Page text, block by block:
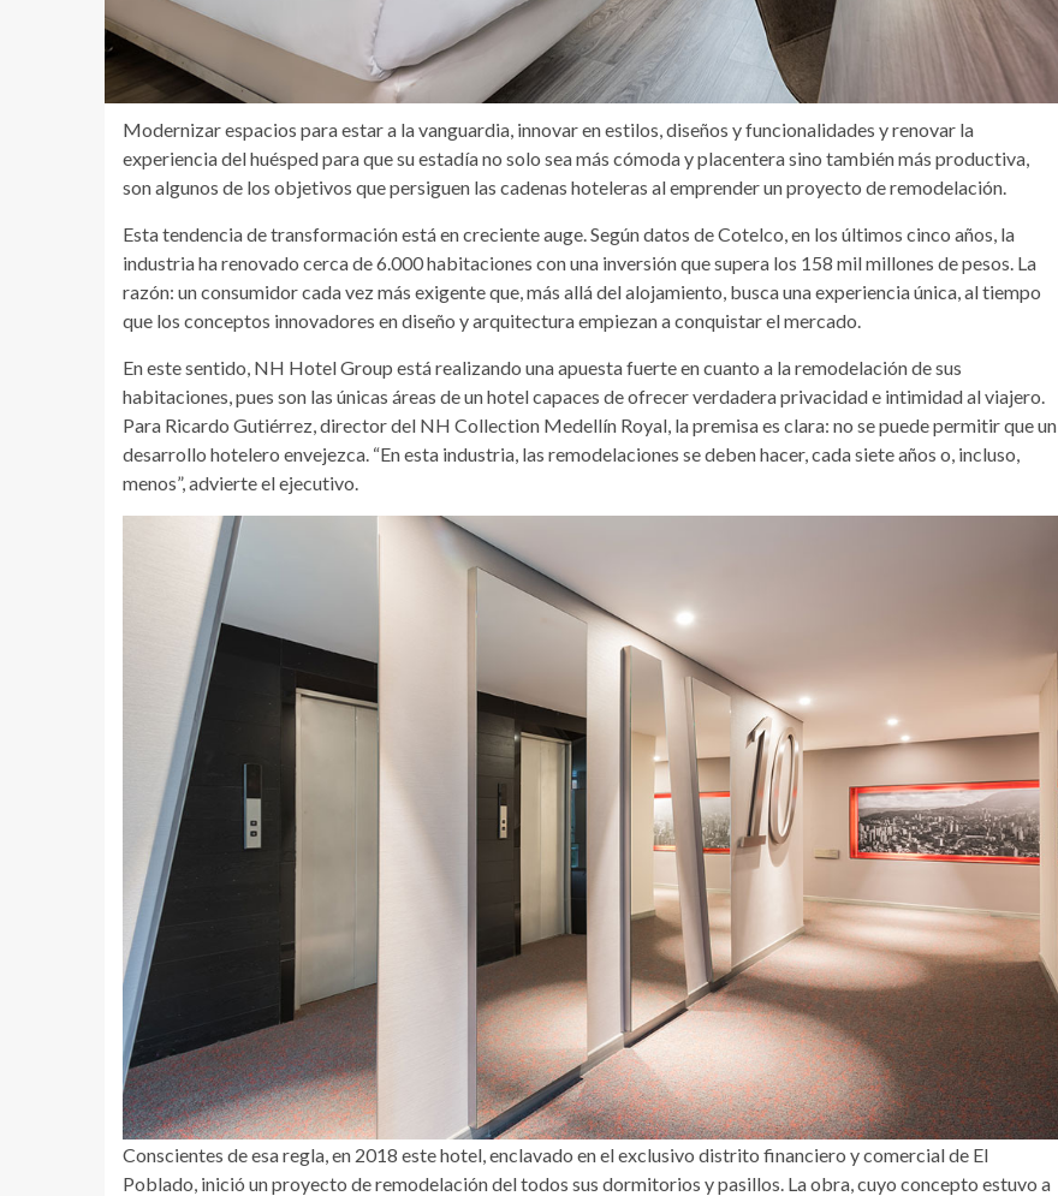
Modernizar espacios para estar a la vanguardia, innovar en estilos, diseños y funcionalidades y renovar la
experiencia del huésped para que su estadía no solo sea más cómoda y placentera sino también más productiva,
son algunos de los objetivos que persiguen las cadenas hoteleras al emprender un proyecto de remodelación.
Esta tendencia de transformación está en creciente auge. Según datos de Cotelco, en los últimos cinco años, la
industria ha renovado cerca de 6.000 habitaciones con una inversión que supera los 158 mil millones de pesos. La
razón: un consumidor cada vez más exigente que, más allá del alojamiento, busca una experiencia única, al tiempo
que los conceptos innovadores en diseño y arquitectura empiezan a conquistar el mercado.
En este sentido, NH Hotel Group está realizando una apuesta fuerte en cuanto a la remodelación de sus
habitaciones, pues son las únicas áreas de un hotel capaces de ofrecer verdadera privacidad e intimidad al viajero.
Para Ricardo Gutiérrez, director del NH Collection Medellín Royal, la premisa es clara: no se puede permitir que un
desarrollo hotelero envejezca. “En esta industria, las remodelaciones se deben hacer, cada siete años o, incluso,
menos”, advierte el ejecutivo.
Conscientes de esa regla, en 2018 este hotel, enclavado en el exclusivo distrito financiero y comercial de El
Poblado, inició un proyecto de remodelación del todos sus dormitorios y pasillos. La obra, cuyo concepto estuvo a